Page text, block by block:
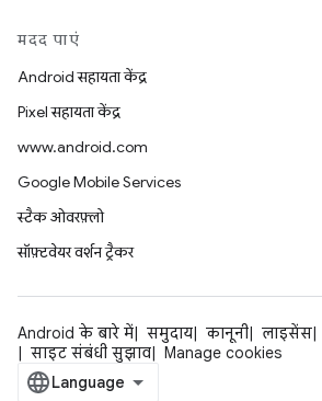
मदद पाएं
Android सहायता केंद्र
Pixel सहायता केंद्र
www.android.com
Google Mobile Services
स्टैक ओवरफ़्लो
सॉफ़्टवेयर वर्शन ट्रैकर
Android के बारे में समुदाय कानूनी लाइसेंस
साइट संबंधी सुझाव
Manage cookies